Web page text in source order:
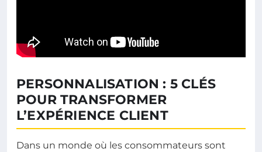
PERSONNALISATION : 5 CLÉS
POUR TRANSFORMER
L’EXPÉRIENCE CLIENT
Dans un monde où les consommateurs sont